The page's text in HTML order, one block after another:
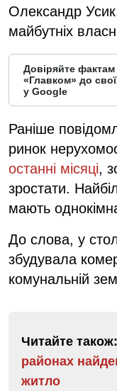
Олександр
майбутніх
Довіряйте
«Главком» до
у Google
Раніше
ринок
останні місяці,
зростати.
мають
До слова, у
збудувала
комунальній
Читайте також:
районах
житло